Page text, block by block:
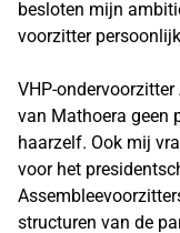
besloten mijn
voorzitter
VHP-
van Mathoera geen
haarzelf. Ook mij
voor het
structuren van de